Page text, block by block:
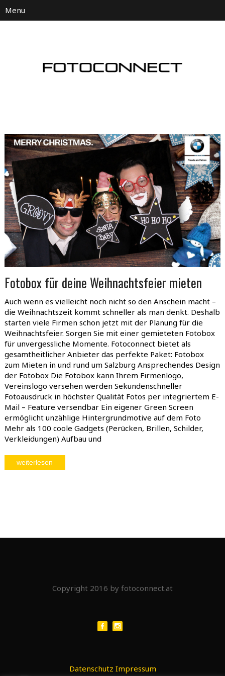
Fotobox für deine Weihnachtsfeier mieten
Auch wenn es vielleicht noch nicht so den Anschein macht –
die Weihnachtszeit kommt schneller als man denkt. Deshalb
starten viele Firmen schon jetzt mit der Planung für die
Weihnachtsfeier. Sorgen Sie mit einer gemieteten Fotobox
für unvergessliche Momente. Fotoconnect bietet als
gesamtheitlicher Anbieter das perfekte Paket: Fotobox
zum Mieten in und rund um Salzburg Ansprechendes Design
der Fotobox Die Fotobox kann Ihrem Firmenlogo,
Vereinslogo versehen werden Sekundenschneller
Fotoausdruck in höchster Qualität Fotos per integriertem E-
Mail – Feature versendbar Ein eigener Green Screen
ermöglicht unzählige Hintergrundmotive auf dem Foto
Mehr als 100 coole Gadgets (Perücken, Brillen, Schilder,
Verkleidungen) Aufbau und
weiterlesen
Copyright 2016 by fotoconnect.at
Datenschutz Impressum